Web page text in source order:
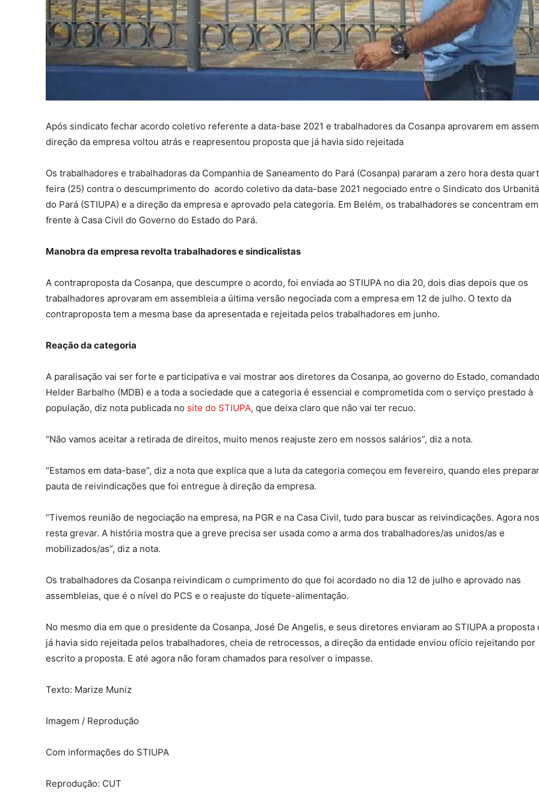
Após sindicato fechar acordo coletivo referente a data-base 2021 e trabalhadores da Cosanpa aprovarem em
direção da empresa voltou atrás e reapresentou proposta que já havia sido rejeitada
Os trabalhadores e trabalhadoras da Companhia de Saneamento do Pará (Cosanpa) pararam a zero hora desta
feira (25) contra o descumprimento do acordo coletivo da data-base 2021 negociado entre o Sindicato dos
do Pará (STIUPA) e a direção da empresa e aprovado pela categoria. Em Belém, os trabalhadores se concentram em
frente à Casa Civil do Governo do Estado do Pará.
Manobra da empresa revolta trabalhadores e sindicalistas
A contraproposta da Cosanpa, que descumpre o acordo, foi enviada ao STIUPA no dia 20, dois dias depois que os
trabalhadores aprovaram em assembleia a última versão negociada com a empresa em 12 de julho. O texto da
contraproposta tem a mesma base da apresentada e rejeitada pelos trabalhadores em junho.
Reação da categoria
A paralisação vai ser forte e participativa e vai mostrar aos diretores da Cosanpa, ao governo do Estado,
Helder Barbalho (MDB) e a toda a sociedade que a categoria é essencial e comprometida com o serviço prestado à
população, diz nota publicada no site do STIUPA, que deixa claro que não vai ter recuo.
“Não vamos aceitar a retirada de direitos, muito menos reajuste zero em nossos salários”, diz a nota.
“Estamos em data-base”, diz a nota que explica que a luta da categoria começou em fevereiro, quando eles
pauta de reivindicações que foi entregue à direção da empresa.
“Tivemos reunião de negociação na empresa, na PGR e na Casa Civil, tudo para buscar as reivindicações. Agora nos
resta grevar. A história mostra que a greve precisa ser usada como a arma dos trabalhadores/as unidos/as e
mobilizados/as”, diz a nota.
Os trabalhadores da Cosanpa reivindicam o cumprimento do que foi acordado no dia 12 de julho e aprovado nas
assembleias, que é o nível do PCS e o reajuste do tíquete-alimentação.
No mesmo dia em que o presidente da Cosanpa, José De Angelis, e seus diretores enviaram ao STIUPA a proposta
já havia sido rejeitada pelos trabalhadores, cheia de retrocessos, a direção da entidade enviou ofício rejeitando por
escrito a proposta. E até agora não foram chamados para resolver o impasse.
Texto: Marize Muniz
Imagem / Reprodução
Com informações do STIUPA
Reprodução: CUT